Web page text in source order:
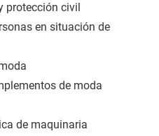
protección civil
en situación de
de moda
de maquinaria